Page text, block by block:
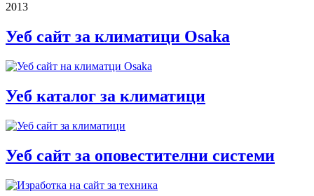
2013
Уеб сайт за климатици Osaka
Уеб каталог за климатици
Уеб сайт за оповестителни системи